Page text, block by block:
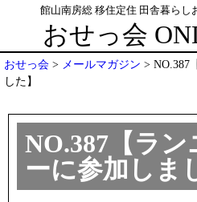
館山南房総 移住定住 田舎暮らし
おせっ会
おせっ会 > メールマガジン > NO.387
した】
NO.387【ラ
ーに参加しま